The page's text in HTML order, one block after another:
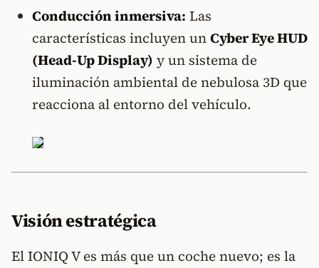
Conducción inmersiva: Las
características incluyen unCyber Eye HUD
(Head-Up Display) y un sistema de
iluminación ambiental de nebulosa 3D que
reacciona al entorno del vehículo.
Visión estratégica
El IONIQ V es más que un coche nuevo; es la